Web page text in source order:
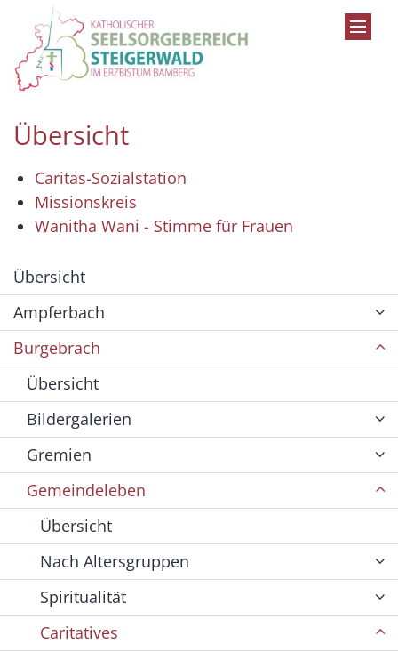
Zum Inhalt springen
Übersicht
Caritas-Sozialstation
Missionskreis
Wanitha Wani - Stimme für Frauen
Übersicht
Ampferbach
Burgebrach
Übersicht
Bildergalerien
Gremien
Gemeindeleben
Übersicht
Nach Altersgruppen
Spiritualität
Caritatives